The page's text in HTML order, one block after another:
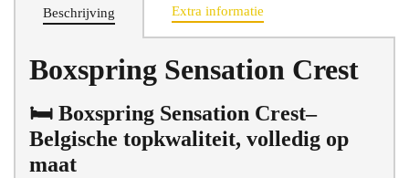
Chat voor advies
Beschrijving Extra informatie
Boxspring Sensation Crest
🛏️ Boxspring Sensation Crest–
Belgische topkwaliteit, volledig op
maat